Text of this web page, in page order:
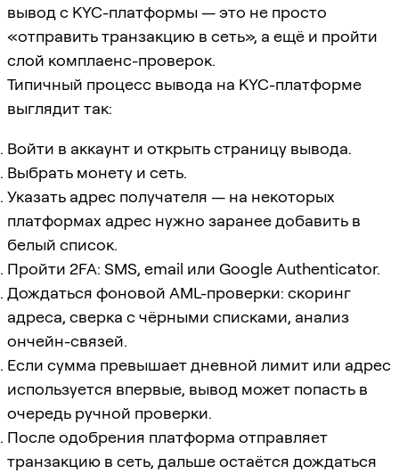
вывод с KYC-платформы — это не просто
«отправить транзакцию в сеть», а ещё и пройти
слой комплаенс-проверок.
Типичный процесс вывода на KYC-платформе
выглядит так:
Войти в аккаунт и открыть страницу вывода.
Выбрать монету и сеть.
Указать адрес получателя — на некоторых
платформах адрес нужно заранее добавить в
белый список.
Пройти 2FA: SMS, email или Google Authenticator.
Дождаться фоновой AML-проверки: скоринг
адреса, сверка с чёрными списками, анализ
ончейн-связей.
Если сумма превышает дневной лимит или адрес
используется впервые, вывод может попасть в
очередь ручной проверки.
После одобрения платформа отправляет
транзакцию в сеть, дальше остаётся дождаться